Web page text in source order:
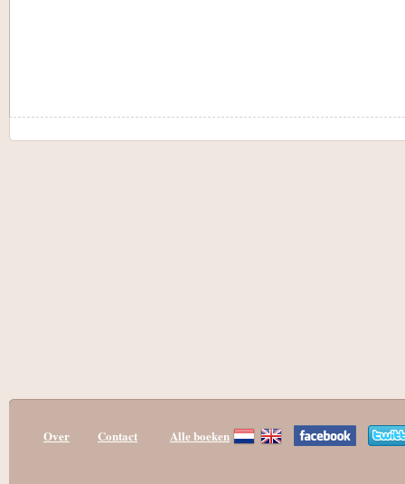
Over Contact Alle boeken